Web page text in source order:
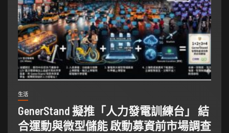
生活
GenerStand 擬推「人力發電訓練台」 結
合運動與微型儲能 啟動募資前市場調查